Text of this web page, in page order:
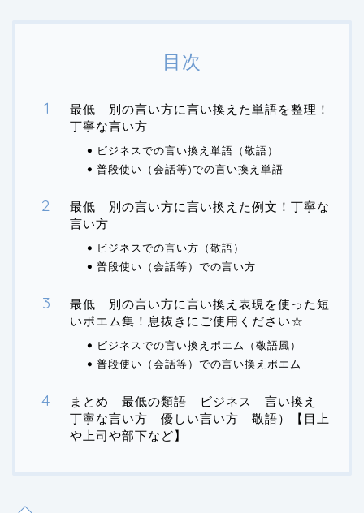
目次
最低｜別の言い方に言い換えた単語を整理！
丁寧な言い方
ビジネスでの言い換え単語（敬語）
普段使い（会話等)での言い換え単語
最低｜別の言い方に言い換えた例文！丁寧な
言い方
ビジネスでの言い方（敬語）
普段使い（会話等）での言い方
最低｜別の言い方に言い換え表現を使った短
いポエム集！息抜きにご使用ください☆
ビジネスでの言い換えポエム（敬語風）
普段使い（会話等）での言い換えポエム
まとめ 最低の類語｜ビジネス｜言い換え｜
丁寧な言い方｜優しい言い方｜敬語）【目上
や上司や部下など】